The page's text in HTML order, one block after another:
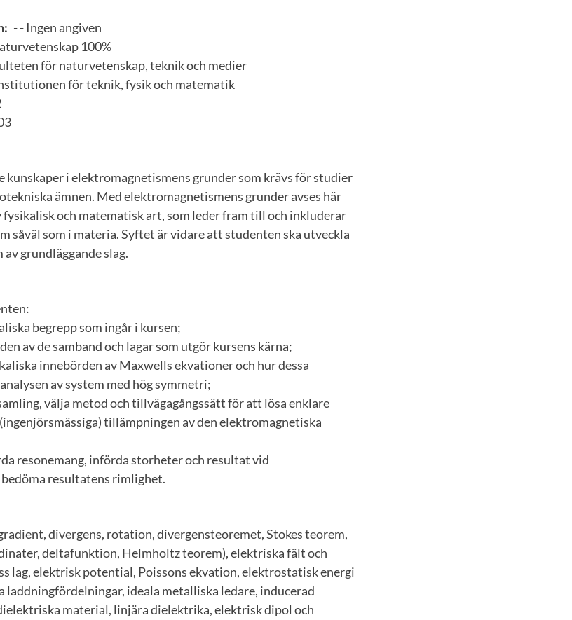
- - Ingen angiven
100%
för naturvetenskap, teknik och medier
för teknik, fysik och matematik
kunskaper i elektromagnetismens grunder som krävs för studier
ämnen. Med elektromagnetismens grunder avses här
fysikalisk och matematisk art, som leder fram till och inkluderar
såväl som i materia. Syftet är vidare att studenten ska utveckla
grundläggande slag.
begrepp som ingår i kursen;
av de samband och lagar som utgör kursens kärna;
innebörden av Maxwells ekvationer och hur dessa
av system med hög symmetri;
välja metod och tillvägagångssätt för att lösa enklare
tillämpningen av den elektromagnetiska
resonemang, införda storheter och resultat vid
resultatens rimlighet.
divergens, rotation, divergensteoremet, Stokes teorem,
deltafunktion, Helmholtz teorem), elektriska fält och
lag, elektrisk potential, Poissons ekvation, elektrostatisk energi
ideala metalliska ledare, inducerad
material, linjära dielektrika, elektrisk dipol och